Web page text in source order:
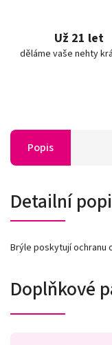
Už 21 let
děláme vaše nehty
Popis
Detailní
Brýle poskytují ochranu
Doplňkové